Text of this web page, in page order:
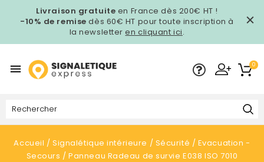
Livraison gratuite en France dès 200€ HT !
-10% de remise dès 60€ HT pour toute inscription à
la newsletteren cliquant ici.
 0
Accueil Signalétique intérieure Sécurité
Evacuation -
Secours
Panneau Radeau de survie E038 ISO 7010